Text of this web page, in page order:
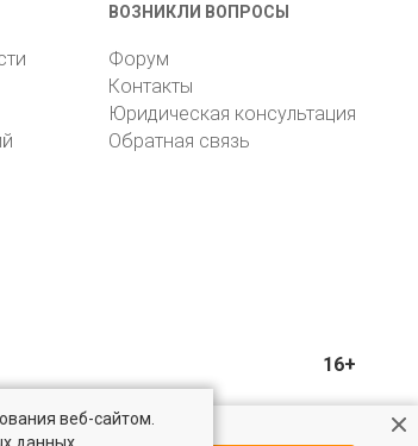
ВОЗНИКЛИ ВОПРОСЫ
Форум
Контакты
Юридическая консультация
Обратная связь
16+
веб-сайтом.